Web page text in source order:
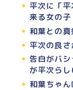
平次に「
来る女の子
和葉との
平次の良
告白がバ
が平次らし
和葉ちゃ